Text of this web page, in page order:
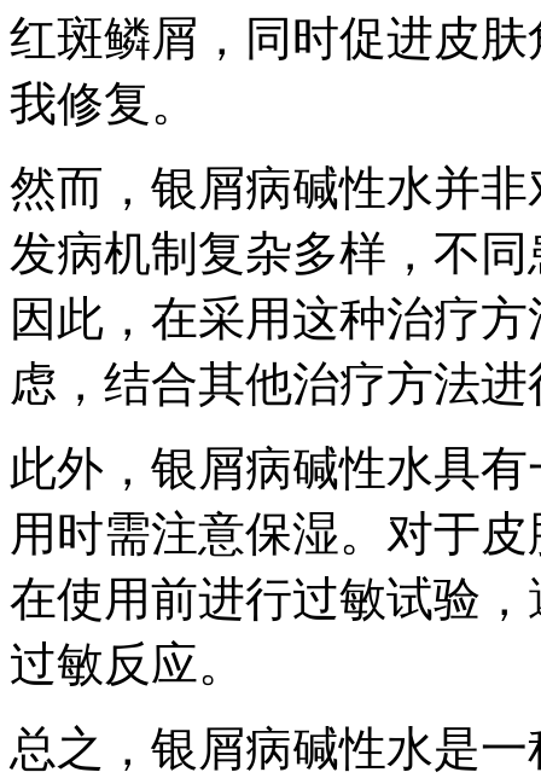
红斑鳞屑，同时促进皮
我修复。
然而，银屑病碱性水并
发病机制复杂多样，不
因此，在采用这种治疗
虑，结合其他治疗方法
此外，银屑病碱性水具
用时需注意保湿。对于
在使用前进行过敏试验
过敏反应。
总之，银屑病碱性水是